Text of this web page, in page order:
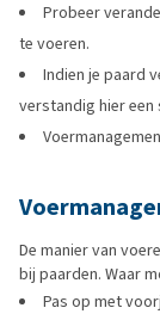
Probeer
te voeren.
Indien je paard
verstandig hier
De manier van
bij paarden. Waar
Pas op met